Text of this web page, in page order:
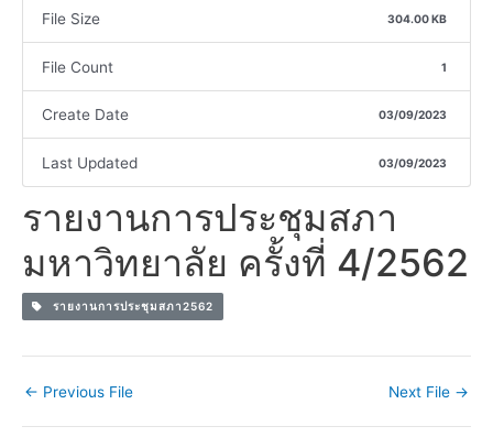
File Size 304.00 KB
File Count 1
Create Date 03/09/2023
Last Updated 03/09/2023
รายงานการประชุมสภา
มหาวิทยาลัย ครั้งที่ 4/2562
รายงานการประชุมสภา2562
← Previous File Next File →